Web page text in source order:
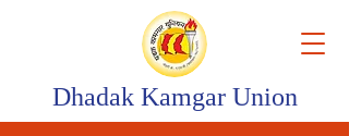
Dhadak Kamgar Union